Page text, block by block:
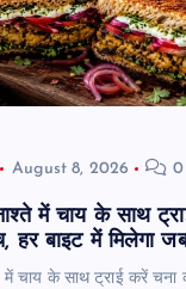
August 8, 2026 0
में चाय के साथ
हर बाइट में मिलेगा
चाय के साथ ट्राई करें चना